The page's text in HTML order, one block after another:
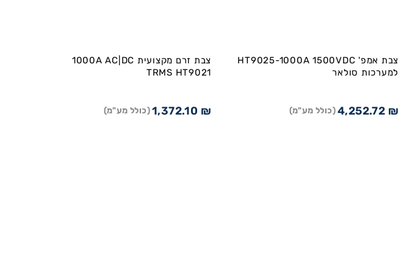
צבת אמפ' HT9025-1000A 1500VDC
למערכות סולאר
4,252.72 ₪ (כולל מע"מ)
צבת זרם מקצועית 1000A AC|DC
TRMS HT9021
1,372.10 ₪ (כולל מע"מ)